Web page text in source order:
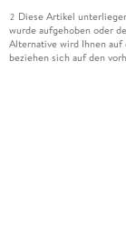
2 Diese Artikel
wurde aufgehoben oder
Alternative wird Ihnen
beziehen sich auf den